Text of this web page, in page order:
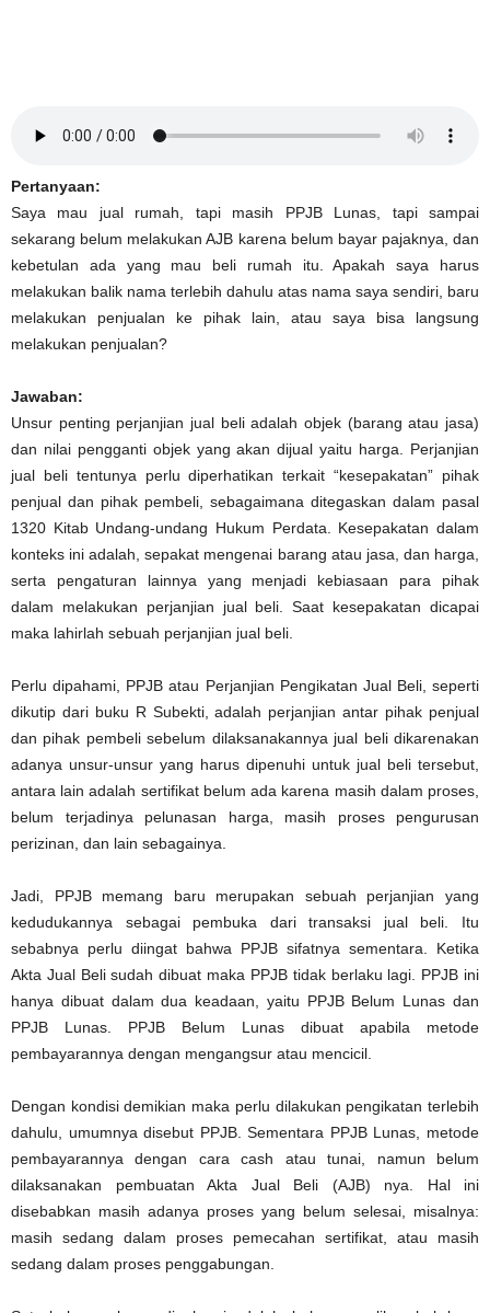
Pertanyaan:
Saya mau jual rumah, tapi masih PPJB Lunas, tapi sampai
sekarang belum melakukan AJB karena belum bayar pajaknya, dan
kebetulan ada yang mau beli rumah itu. Apakah saya harus
melakukan balik nama terlebih dahulu atas nama saya sendiri, baru
melakukan penjualan ke pihak lain, atau saya bisa langsung
melakukan penjualan?
Jawaban:
Unsur penting perjanjian jual beli adalah objek (barang atau jasa)
dan nilai pengganti objek yang akan dijual yaitu harga. Perjanjian
jual beli tentunya perlu diperhatikan terkait “kesepakatan” pihak
penjual dan pihak pembeli, sebagaimana ditegaskan dalam pasal
1320 Kitab Undang-undang Hukum Perdata. Kesepakatan dalam
konteks ini adalah, sepakat mengenai barang atau jasa, dan harga,
serta pengaturan lainnya yang menjadi kebiasaan para pihak
dalam melakukan perjanjian jual beli. Saat kesepakatan dicapai
maka lahirlah sebuah perjanjian jual beli.
Perlu dipahami, PPJB atau Perjanjian Pengikatan Jual Beli, seperti
dikutip dari buku R Subekti, adalah perjanjian antar pihak penjual
dan pihak pembeli sebelum dilaksanakannya jual beli dikarenakan
adanya unsur-unsur yang harus dipenuhi untuk jual beli tersebut,
antara lain adalah sertifikat belum ada karena masih dalam proses,
belum terjadinya pelunasan harga, masih proses pengurusan
perizinan, dan lain sebagainya.
Jadi, PPJB memang baru merupakan sebuah perjanjian yang
kedudukannya sebagai pembuka dari transaksi jual beli. Itu
sebabnya perlu diingat bahwa PPJB sifatnya sementara. Ketika
Akta Jual Beli sudah dibuat maka PPJB tidak berlaku lagi. PPJB ini
hanya dibuat dalam dua keadaan, yaitu PPJB Belum Lunas dan
PPJB Lunas. PPJB Belum Lunas dibuat apabila metode
pembayarannya dengan mengangsur atau mencicil.
Dengan kondisi demikian maka perlu dilakukan pengikatan terlebih
dahulu, umumnya disebut PPJB. Sementara PPJB Lunas, metode
pembayarannya dengan cara cash atau tunai, namun belum
dilaksanakan pembuatan Akta Jual Beli (AJB) nya. Hal ini
disebabkan masih adanya proses yang belum selesai, misalnya:
masih sedang dalam proses pemecahan sertifikat, atau masih
sedang dalam proses penggabungan.